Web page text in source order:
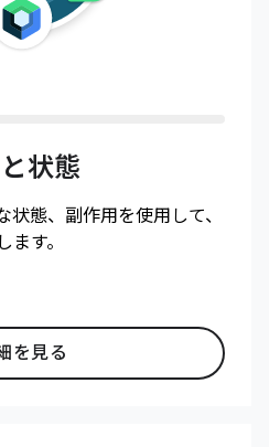
状態
態、副作用を使用して、
す。
を見る